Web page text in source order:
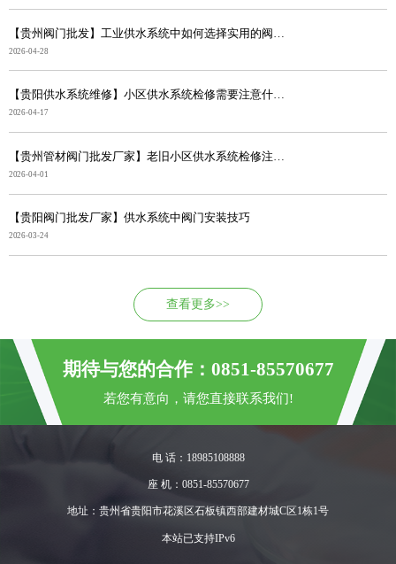
2026-04-28
【贵阳供水系统维修】小区供水系统检修需要注意什么？
2026-04-17
2026-04-01
【贵阳阀门批发厂家】供水系统中阀门安装技巧
2026-03-24
查看更多>>
期待与您的合作：0851-85570677
若您有意向，请您直接联系我们!
电 话：18985108888
座 机：0851-85570677
地址：贵州省贵阳市花溪区石板镇西部建材城C区1栋1号
本站已支持IPv6